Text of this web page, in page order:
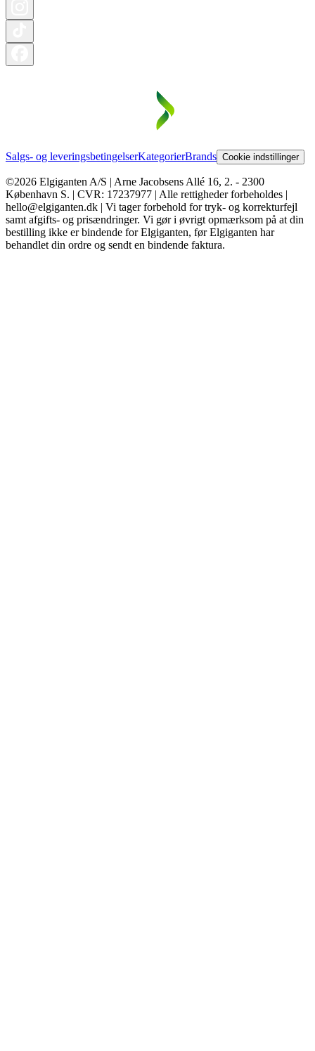
Salgs- og leveringsbetingelserKategorierBrands Cookie indstillinger
©2026 Elgiganten A/S | Arne Jacobsens Allé 16, 2. - 2300
København S. | CVR: 17237977 | Alle rettigheder forbeholdes |
hello@elgiganten.dk | Vi tager forbehold for tryk- og korrekturfejl
samt afgifts- og prisændringer. Vi gør i øvrigt opmærksom på at din
bestilling ikke er bindende for Elgiganten, før Elgiganten har
behandlet din ordre og sendt en bindende faktura.